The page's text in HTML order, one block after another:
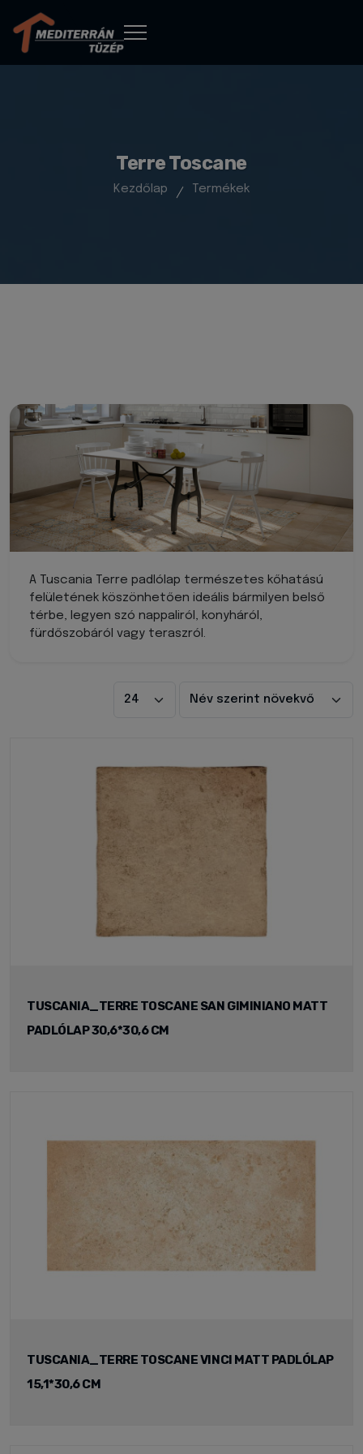
Terre Toscane
Kezdőlap Termékek
A Tuscania Terre padlólap természetes kőhatású
felületének köszönhetően ideális bármilyen belső
térbe, legyen szó nappaliról, konyháról,
fürdőszobáról vagy teraszról.
TUSCANIA_TERRE TOSCANE SAN GIMINIANO MATT
PADLÓLAP 30,6*30,6 CM
TUSCANIA_TERRE TOSCANE VINCI MATT PADLÓLAP
15,1*30,6 CM